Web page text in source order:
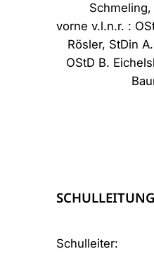
vorne v.l.n.r. :
Rösler, StDin
OStD B.
SCHULLEITUNG
Schulleiter: